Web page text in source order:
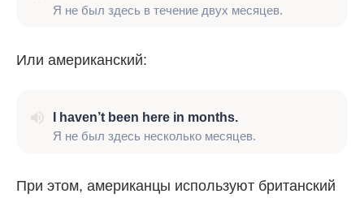
Я не был здесь в течение двух месяцев.
Или американский:
I haven’t been here in months.
Я не был здесь несколько месяцев.
При этом, американцы используют британский